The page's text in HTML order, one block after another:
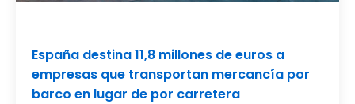
España destina 11,8 millones de euros a
empresas que transportan mercancía por
barco en lugar de por carretera